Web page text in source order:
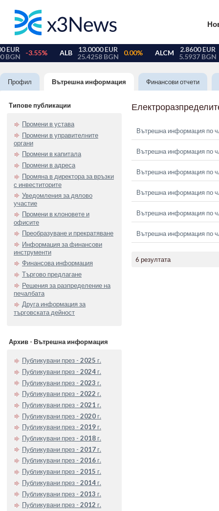
Профил Вътрешна информация Финансови отчети
Типове публикации
Промени в устава
Промени в управителните
органи
Промени в капитала
Промени в адреса
Промяна в директора за връзки
с инвеститорите
Уведомления за дялово
участие
Промени в клоновете и
офисите
Преобразуване и прекратяване
Информация за финансови
инструменти
Финансова информация
Търгово предлагане
Решения за разпределение на
печалбата
Друга информация за
търговската дейност
Архив - Вътрешна информация
Публикувани през - 2025 г.
Публикувани през - 2024 г.
Публикувани през - 2023 г.
Публикувани през - 2022 г.
Публикувани през - 2021 г.
Публикувани през - 2020 г.
Публикувани през - 2019 г.
Публикувани през - 2018 г.
Публикувани през - 2017 г.
Публикувани през - 2016 г.
Публикувани през - 2015 г.
Публикувани през - 2014 г.
Публикувани през - 2013 г.
Публикувани през - 2012 г.
Вътрешна информация по
Вътрешна информация по
Вътрешна информация по
Вътрешна информация по
Вътрешна информация по
Вътрешна информация по
6 резултата